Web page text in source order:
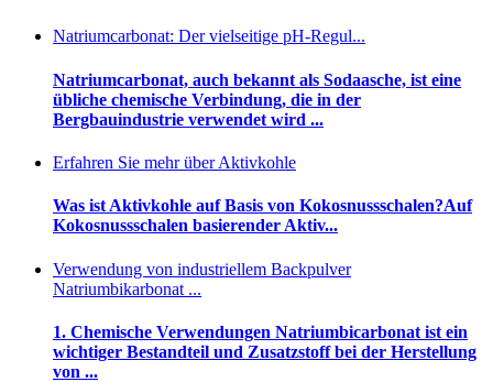
Natriumcarbonat: Der vielseitige pH-Regul...
Natriumcarbonat, auch bekannt als Sodaasche, ist eine
übliche chemische Verbindung, die in der
Bergbauindustrie verwendet wird ...
Erfahren Sie mehr über Aktivkohle
Was ist Aktivkohle auf Basis von Kokosnussschalen?Auf
Kokosnussschalen basierender Aktiv...
Verwendung von industriellem Backpulver
Natriumbikarbonat ...
1. Chemische Verwendungen Natriumbicarbonat ist ein
wichtiger Bestandteil und Zusatzstoff bei der Herstellung
von ...